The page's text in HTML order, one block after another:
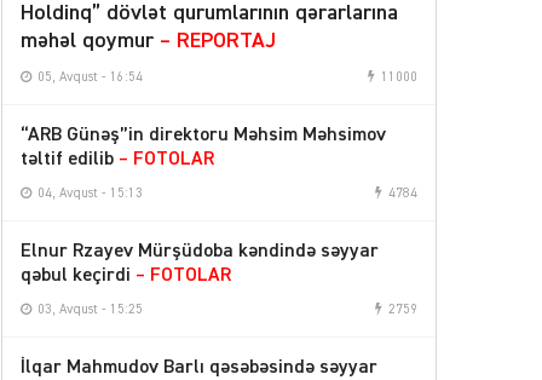
Holdinq” dövlət qurumlarının qərarlarına
məhəl qoymur – REPORTAJ
05, Avqust - 16:54 11000
“ARB Günəş”in direktoru Məhsim Məhsimov
təltif edilib – FOTOLAR
04, Avqust - 15:13 4784
Elnur Rzayev Mürşüdoba kəndində səyyar
qəbul keçirdi – FOTOLAR
03, Avqust - 15:25 2759
İlqar Mahmudov Barlı qəsəbəsində səyyar